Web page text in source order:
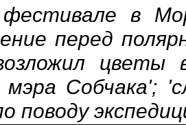
в
перед
цветы
Собчака';
поводу